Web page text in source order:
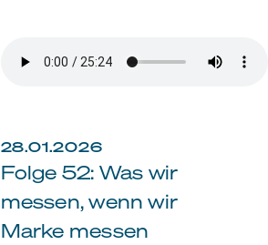
28.01.2026
Folge 52: Was wir
messen, wenn wir
Marke messen